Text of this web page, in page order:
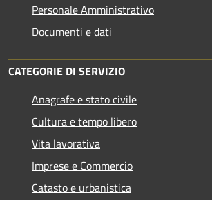
Personale Amministrativo
Documenti e dati
CATEGORIE DI SERVIZIO
Anagrafe e stato civile
Cultura e tempo libero
Vita lavorativa
Imprese e Commercio
Catasto e urbanistica